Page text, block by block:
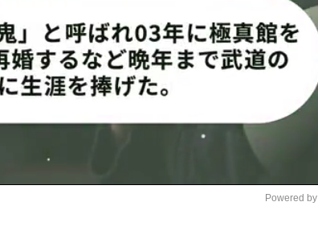
オーティズ
カリフォルニア州ロサンゼルス ザ・フォーラム
Powered by